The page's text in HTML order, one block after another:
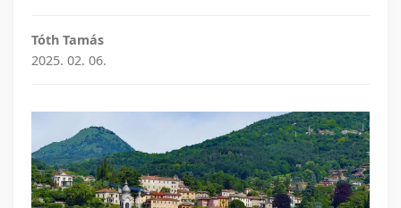
Tóth Tamás
2025. 02. 06.